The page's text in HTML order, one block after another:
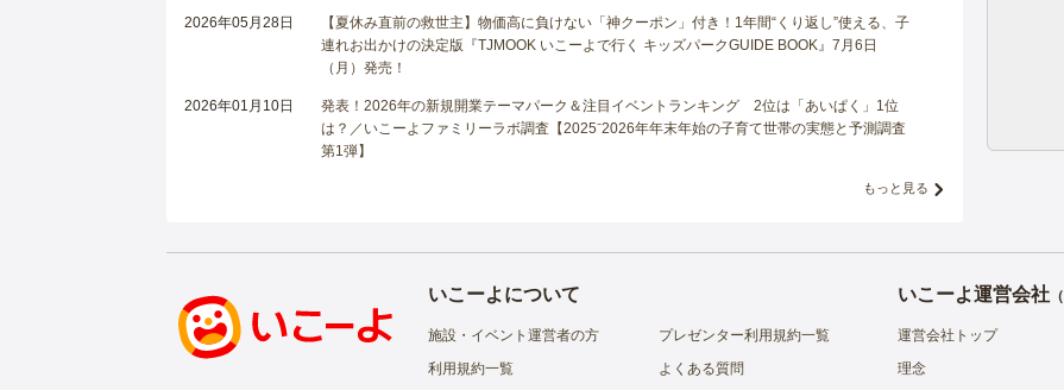
2026年05月28日
【夏休み直前の救世主】物価高に負けない「神クーポン」付き！1年間“くり返し”使える、子
連れお出かけの決定版『TJMOOK いこーよで行く キッズパークGUIDE BOOK』7月6日
（月）発売！
2026年01月10日
発表！2026年の新規開業テーマパーク＆注目イベントランキング 2位は「あいぱく」1位
は？／いこーよファミリーラボ調査【2025⁻2026年年末年始の子育て世帯の実態と予測調査
第1弾】
もっと見る
いこーよについて
施設・イベント運営者の方
プレゼンター利用規約一覧
利用規約一覧
よくある質問
いこーよ運営会社（
運営会社トップ
理念